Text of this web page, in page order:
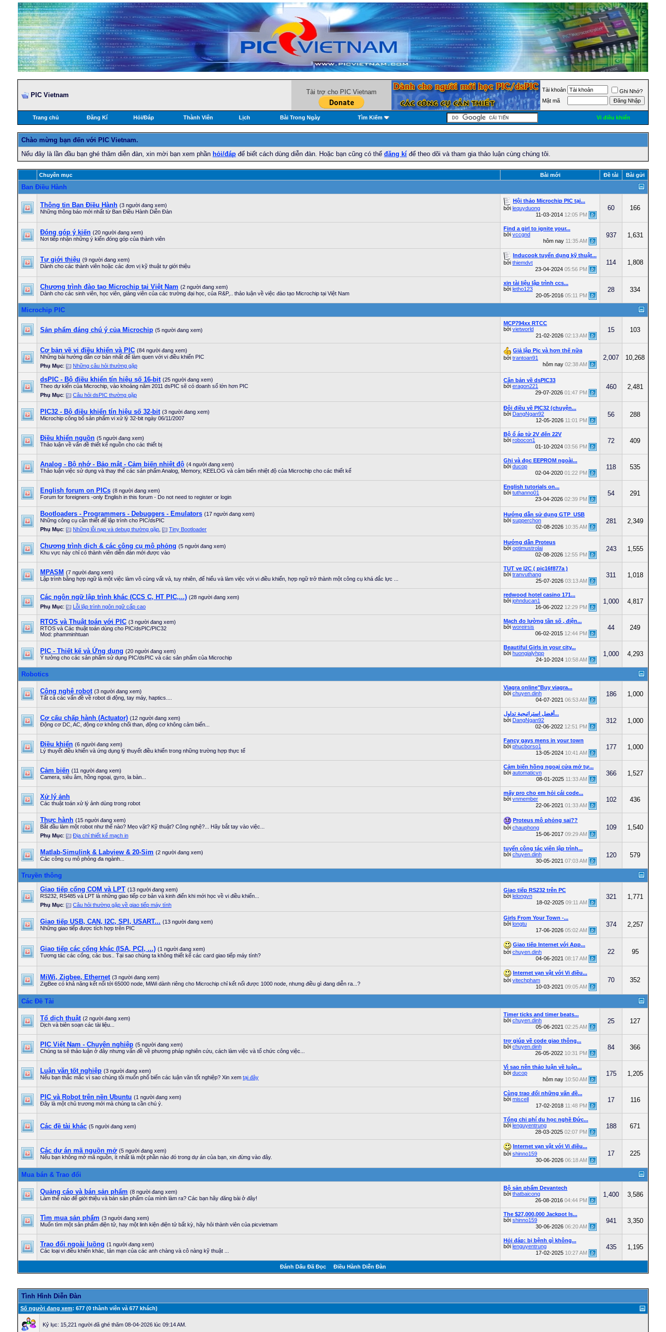
PIC Vietnam Tài trợ cho PIC Vietnam Tài khoản
Ghi Nhớ?
Mật mã
Trang chủ Đăng Kí Hỏi/Ðáp Thành Viên Lịch Bài Trong Ngày Tìm Kiếm Vi điều khiển
Chào mừng bạn đến với PIC Vietnam.
Nếu đây là lần đầu bạn ghé thăm diễn đàn, xin mời bạn xem phần hỏi/đáp để biết cách dùng diễn đàn. Hoặc bạn cũng có thể đăng kí để theo dõi và tham gia thảo luận cùng chúng tôi.
Chuyên mục Bài mới Ðề tài Bài gửi
Ban Điều Hành
Thông tin Ban Điều Hành (3 người đang xem)
Những thông báo mới nhất từ Ban Điều Hành Diễn Đàn
Hội thảo Microchip PIC tại...
bởi lequyduong
11-03-2014 12:05 PM
60 166
Đóng góp ý kiến (20 người đang xem)
Nơi tiếp nhận những ý kiến đóng góp của thành viên
Find a girl to ignite your...
bởi vccgnd
hôm nay 11:35 AM
937 1,631
Tự giới thiệu (9 người đang xem)
Dành cho các thành viên hoặc các đơn vị kỹ thuật tự giới thiệu
Inducook tuyển dụng kỹ thuật...
bởi thiemdvt
23-04-2024 05:56 PM
114 1,808
Chương trình đào tạo Microchip tại Việt Nam (2 người đang xem)
Dành cho các sinh viên, học viên, giảng viên của các trường đại học, của R&P,.. thảo luận về việc đào tạo Microchip tại Việt Nam
xin tài liệu lập trình ccs...
bởi letho123
20-05-2016 05:11 PM
28 334
Microchip PIC
Sản phẩm đáng chú ý của Microchip (5 người đang xem)
MCP794xx RTCC
bởi vietworld
21-02-2026 02:13 AM
15 103
Cơ bản về vi điều khiển và PIC (84 người đang xem)
Những bài hướng dẫn cơ bản nhất để làm quen với vi điều khiển PIC
Phụ Mục: Những câu hỏi thường gặp
Giả lập Pic và hơn thế nữa
bởi trantoan91
hôm nay 02:38 AM
2,007 10,268
dsPIC - Bộ điều khiển tín hiệu số 16-bit (25 người đang xem)
Theo dự kiến của Microchip, vào khoảng năm 2011 dsPIC sẽ có doanh số lớn hơn PIC
Phụ Mục: Câu hỏi dsPIC thường gặp
Căn bản về dsPIC33
bởi eragon221
29-07-2026 01:47 PM
460 2,481
PIC32 - Bộ điều khiển tín hiệu số 32-bit (3 người đang xem)
Microchip công bố sản phẩm vi xử lý 32-bit ngày 06/11/2007
Đôi điều về PIC32 (chuyện...
bởi DangNgan92
12-05-2026 11:01 PM
56 288
Điều khiển nguồn (5 người đang xem)
Thảo luận về vấn đề thiết kế nguồn cho các thiết bị
Bộ ổ áp tử 2V đến 22V
bởi robocon1
01-10-2024 03:56 PM
72 409
Analog - Bộ nhớ - Bảo mật - Cảm biến nhiệt độ (4 người đang xem)
Thảo luận việc sử dụng và thay thế các sản phẩm Analog, Memory, KEELOG và cảm biến nhiệt độ của Microchip cho các thiết kế
Ghi và đọc EEPROM ngoài...
bởi ducop
02-04-2020 01:22 PM
118 535
English forum on PICs (8 người đang xem)
Forum for foreigners -only English in this forum - Do not need to register or login
English tutorials on...
bởi tuthanno01
23-04-2026 02:39 PM
54 291
Bootloaders - Programmers - Debuggers - Emulators (17 người đang xem)
Những công cụ cần thiết để lập trình cho PIC/dsPIC
Phụ Mục: Những lỗi nạp và debug thường gặp Tiny Bootloader
Hướng dẫn sử dụng GTP_USB
bởi supperchon
02-08-2026 10:35 AM
281 2,349
Chương trình dịch & các công cụ mô phỏng (5 người đang xem)
Khu vực này chỉ có thành viên diễn đàn mới được vào
Hướng dẫn Proteus
bởi optimustrolai
02-08-2026 12:55 PM
243 1,555
MPASM (7 người đang xem)
Lập trình bằng hợp ngữ là một việc làm vô cùng vất vả, tuy nhiên, để hiểu và làm việc với vi điều khiển, hợp ngữ trở thành một công cụ khá đắc lực ...
TUT ve I2C ( pic16f877a )
bởi tranvuthang
25-07-2026 03:13 AM
311 1,018
Các ngôn ngữ lập trình khác (CCS C, HT PIC,...) (28 người đang xem)
Phụ Mục: Lỗi lập trình ngôn ngữ cấp cao
redwood hotel casino 171...
bởi johnducan1
16-06-2022 12:29 PM
1,000 4,817
RTOS và Thuật toán với PIC (3 người đang xem)
RTOS và Các thuật toán dùng cho PIC/dsPIC/PIC32
Mod: phamminhtuan
Mạch đo lường tần số , điện...
bởi woreirsis
06-02-2015 12:44 PM
44 249
PIC - Thiết kế và Ứng dụng (20 người đang xem)
Ý tưởng cho các sản phẩm sử dụng PIC/dsPIC và các sản phẩm của Microchip
Beautiful Girls in your city...
bởi huongialyhpp
24-10-2024 10:58 AM
1,000 4,293
Robotics
Công nghệ robot (3 người đang xem)
Tất cả các vấn đề về robot di động, tay máy, haptics....
Viagra online"Buy viagra...
bởi chuyen.dinh
04-07-2021 06:53 AM
186 1,000
Cơ cấu chấp hành (Actuator) (12 người đang xem)
Động cơ DC, AC, động cơ không chổi than, động cơ không cảm biến...
أفضل استراتيجية تداول...
bởi DangNgan92
02-06-2022 12:51 PM
312 1,000
Điều khiển (6 người đang xem)
Lý thuyết điều khiển và ứng dụng lý thuyết điều khiển trong những trường hợp thực tế
Fancy gays mens in your town
bởi phucborso1
13-05-2024 10:41 AM
177 1,000
Cảm biến (11 người đang xem)
Camera, siêu âm, hồng ngoại, gyro, la bàn...
Cảm biến hồng ngoại cửa mở tự...
bởi automaticvn
08-01-2025 11:33 AM
366 1,527
Xử lý ảnh
Các thuật toán xử lý ảnh dùng trong robot
mấy pro cho em hỏi cái code...
bởi vnmember
22-06-2021 01:33 AM
102 436
Thực hành (15 người đang xem)
Bắt đầu làm một robot như thế nào? Mẹo vặt? Kỹ thuật? Công nghệ?... Hãy bắt tay vào việc...
Phụ Mục: Địa chỉ thiết kế mạch in
Proteus mô phỏng sai??
bởi chauphong
15-06-2017 09:29 AM
109 1,540
Matlab-Simulink & Labview & 20-Sim (2 người đang xem)
Các công cụ mô phỏng đa ngành...
tuyển công tác viên lập trình...
bởi chuyen.dinh
30-05-2021 07:03 AM
120 579
Truyền thông
Giao tiếp cổng COM và LPT (13 người đang xem)
RS232, RS485 và LPT là những giao tiếp cơ bản và kinh điển khi mới học về vi điều khiển...
Phụ Mục: Câu hỏi thường gặp về giao tiếp máy tính
Giao tiếp RS232 trên PC
bởi lelongvn
18-02-2025 09:11 AM
321 1,771
Giao tiếp USB, CAN, I2C, SPI, USART... (13 người đang xem)
Những giao tiếp được tích hợp trên PIC
Girls From Your Town -...
bởi longtu
17-06-2026 05:02 AM
374 2,257
Giao tiếp các cổng khác (ISA, PCI, ...) (1 người đang xem)
Tương tác các cổng, các bus.. Tại sao chúng ta không thiết kế các card giao tiếp máy tính?
Giao tiếp Internet với App...
bởi chuyen.dinh
04-06-2021 08:17 AM
22 95
MiWi, Zigbee, Ethernet (3 người đang xem)
ZigBee có khả năng kết nối tới 65000 node, MiWi dành riêng cho Microchip chỉ kết nối được 1000 node, nhưng điều gì đang diễn ra...?
Internet vạn vật với Vi điều...
bởi vitechpham
10-03-2021 09:05 AM
70 352
Các Đề Tài
Tổ dịch thuật (2 người đang xem)
Dịch và biên soạn các tài liệu...
Timer ticks and timer beats...
bởi chuyen.dinh
05-06-2021 02:25 AM
25 127
PIC Việt Nam - Chuyên nghiệp (5 người đang xem)
Chúng ta sẽ thảo luận ở đây nhưng vấn đề về phương pháp nghiên cứu, cách làm việc và tổ chức công việc...
trợ giúp về code giao thông...
bởi chuyen.dinh
26-05-2022 10:31 PM
84 366
Luận văn tốt nghiệp (3 người đang xem)
Nếu bạn thắc mắc vì sao chúng tôi muốn phổ biến các luận văn tốt nghiệp? Xin xem tại đây
Vì sao nên thảo luận về luận...
bởi ducop
hôm nay 10:50 AM
175 1,205
PIC và Robot trên nền Ubuntu (1 người đang xem)
Đây là một chủ trương mới mà chúng ta cần chú ý.
Cùng trao đổi những vấn đề...
bởi miscell
17-02-2018 11:48 PM
17 116
Các đề tài khác (5 người đang xem)
Tổng chi phí du học nghề Đức...
bởi lenguyentrung
28-03-2025 02:07 PM
188 671
Các dự án mã nguồn mở (5 người đang xem)
Nếu bạn không mở mã nguồn, ít nhất là một phần nào đó trong dự án của bạn, xin đừng vào đây.
Internet vạn vật với Vi điều...
bởi shinno159
30-06-2026 06:18 AM
17 225
Mua bán & Trao đổi
Quảng cáo và bán sản phẩm (8 người đang xem)
Làm thế nào để giới thiệu và bán sản phẩm của mình làm ra? Các bạn hãy đăng bài ở đây!
Bộ sản phẩm Devantech
bởi thatbaicong
26-08-2016 04:44 PM
1,400 3,586
Tìm mua sản phẩm (3 người đang xem)
Muốn tìm một sản phẩm điện tử, hay một linh kiện điện tử bất kỳ, hãy hỏi thành viên của picvietnam
The $27,000,000 Jackpot Is...
bởi shinno159
30-06-2026 06:20 AM
941 3,350
Trao đổi ngoài luồng (1 người đang xem)
Các loại vi điều khiển khác, tản mạn của các anh chàng và cô nàng kỹ thuật ...
Hỏi đáp: bị bệnh gì không...
bởi lenguyentrung
17-02-2025 10:27 AM
435 1,195
Ðánh Dấu Ðã Ðọc Ðiều Hành Diễn Đàn
Tình Hình Diễn Ðàn
Số người đang xem: 677 (0 thành viên và 677 khách)
Kỷ lục: 15,221 người đã ghé thăm 08-04-2026 lúc 09:14 AM.